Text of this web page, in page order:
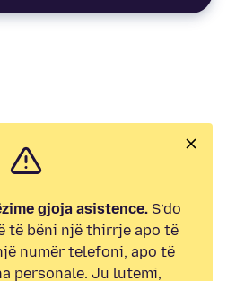
gjoja asistence.S’do
të bëni një thirrje apo të
numër telefoni, apo të
personale. Ju lutemi,